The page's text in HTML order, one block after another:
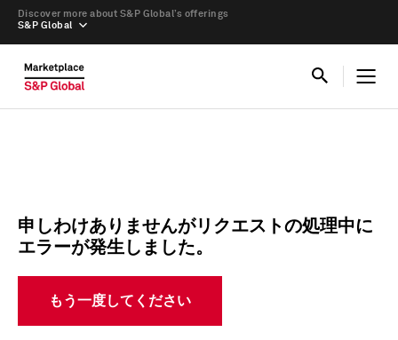
S&P Global
Discover more about S&P Global’s offerings
申しわけありませんがリクエストの処理中に
エラーが発生しました。
もう一度してください